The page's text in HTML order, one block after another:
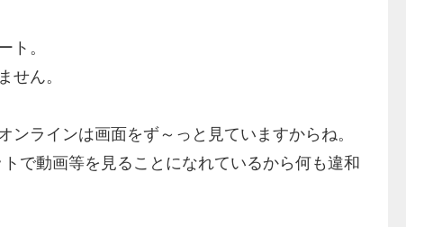
ト。
せん。
ラインは画面をず～っと見ていますからね。
で動画等を見ることになれているから何も違和